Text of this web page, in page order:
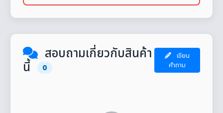
สอบถามเกี่ยวกับสินค้า
นี้
0
เขียน
คำถาม